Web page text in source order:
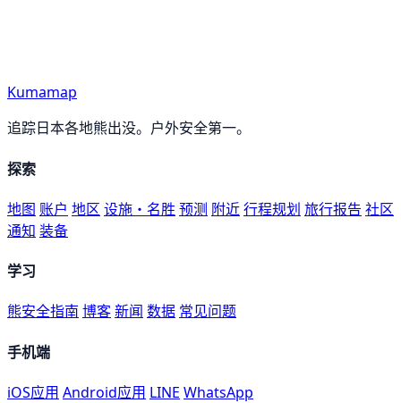
Kumamap
追踪日本各地熊出没。户外安全第一。
探索
地图 账户 地区 设施・名胜 预测 附近行程规划 旅行报告 社区
通知 装备
学习
熊安全指南 博客新闻 数据 常见问题
手机端
iOS应用 Android应用 LINE WhatsApp